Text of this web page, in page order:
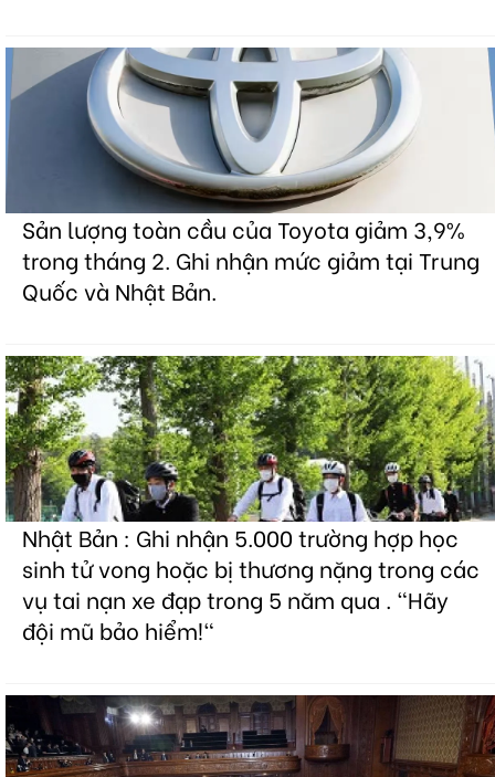
Sản lượng toàn cầu của Toyota giảm 3,9%
trong tháng 2. Ghi nhận mức giảm tại Trung
Quốc và Nhật Bản.
Nhật Bản : Ghi nhận 5.000 trường hợp học
sinh tử vong hoặc bị thương nặng trong các
vụ tai nạn xe đạp trong 5 năm qua . "Hãy
đội mũ bảo hiểm!"